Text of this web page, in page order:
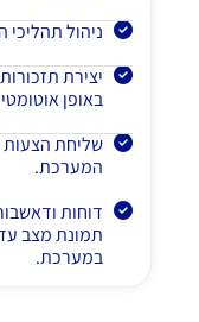
ניהול
יצירת
באופן
שליחת הצעות
המערכת.
דוחות
תמונת מצב
במערכת.